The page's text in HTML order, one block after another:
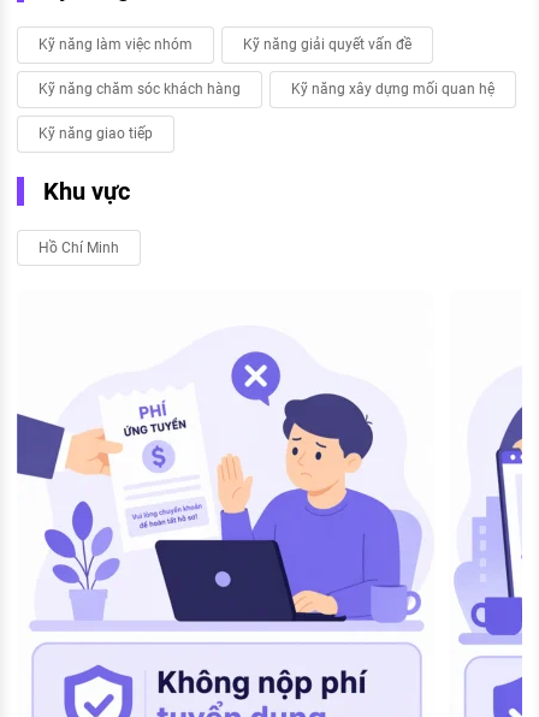
Kỹ năng làm việc nhóm Kỹ năng giải quyết vấn đề
Kỹ năng chăm sóc khách hàng Kỹ năng xây dựng mối quan hệ
Kỹ năng giao tiếp
Khu vực
Hồ Chí Minh